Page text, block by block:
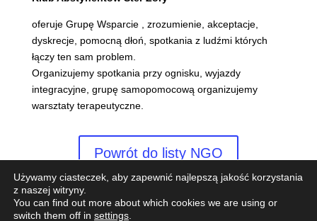
oferuje Grupę Wsparcie , zrozumienie, akceptacje,
dyskrecje, pomocną dłoń, spotkania z ludźmi których
łączy ten sam problem.
Organizujemy spotkania przy ognisku, wyjazdy
integracyjne, grupę samopomocową organizujemy
warsztaty terapeutyczne.
Powrót do listy NGO
Używamy ciasteczek, aby zapewnić najlepszą jakość korzystania
z naszej witryny.
You can find out more about which cookies we are using or
switch them off in settings